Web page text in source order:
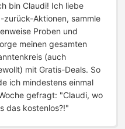
bin Claudi! Ich liebe
zurück-Aktionen, sammle
Proben und
meinen gesamten
(auch
mit Gratis-Deals. So
ich mindestens einmal
gefragt: "Claudi, wo
das kostenlos?!"